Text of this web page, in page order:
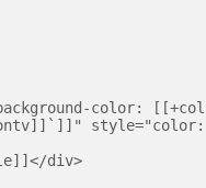
color:
div>